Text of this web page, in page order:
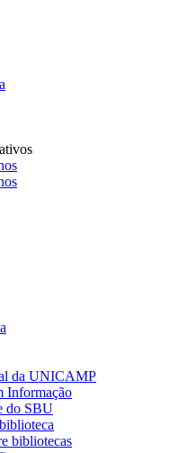
da UNICAMP
Informação
do SBU
bibliotecas